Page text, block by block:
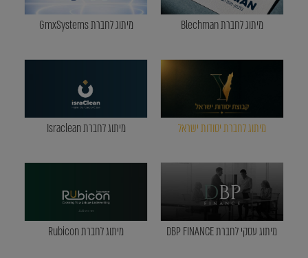
מיתוג לחברת Blechman מיתוג לחברת GmxSystems
מיתוג לחברת יסודות ישראל מיתוג לחברת Israclean
מיתוג עסקי לחברת DBP FINANCE מיתוג לחברת Rubicon